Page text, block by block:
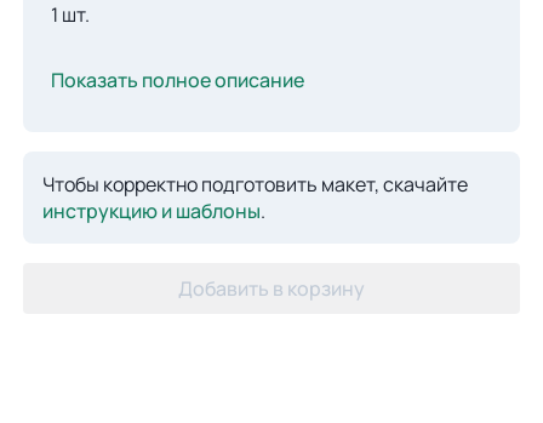
1 шт.
Показать полное описание
Чтобы корректно подготовить макет, скачайте
инструкцию и шаблоны.
Добавить в корзину